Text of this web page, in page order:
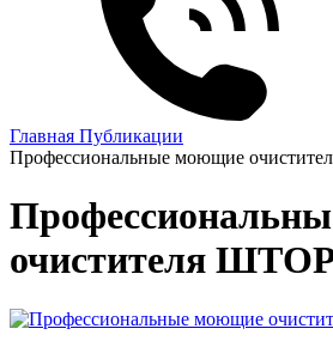
Главная Публикации
Профессиональные моющие
очистителя